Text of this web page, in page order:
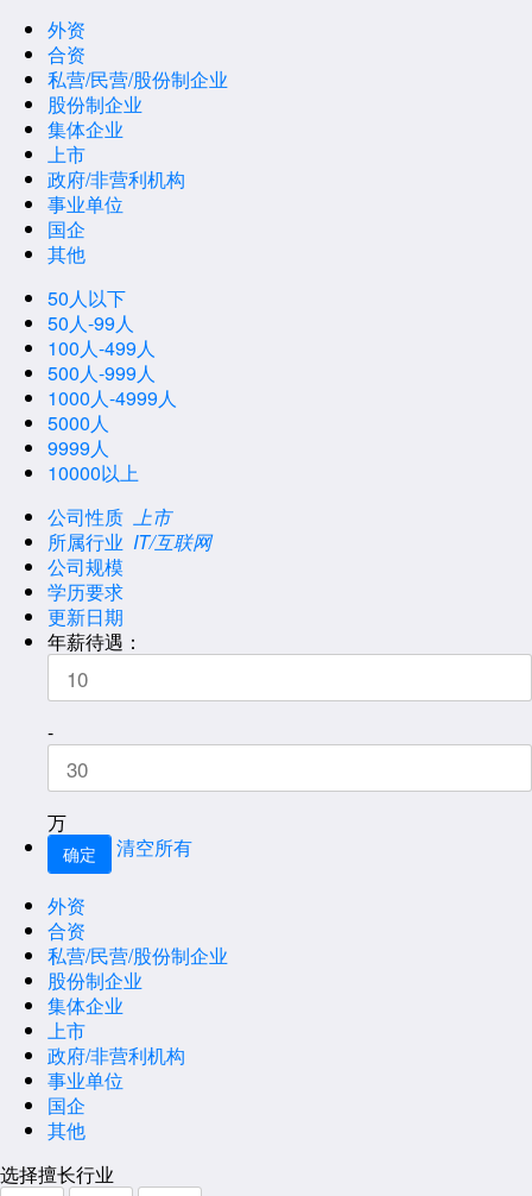
外资
合资
私营/民营/股份制企业
股份制企业
集体企业
上市
政府/非营利机构
事业单位
国企
其他
50人以下
50人-99人
100人-499人
500人-999人
1000人-4999人
5000人
9999人
10000以上
公司性质 上市
所属行业 IT/互联网
公司规模
学历要求
更新日期
年薪待遇：
-
万
清空所有
外资
合资
私营/民营/股份制企业
股份制企业
集体企业
上市
政府/非营利机构
事业单位
国企
其他
选择擅长行业